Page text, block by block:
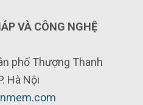
VÀ CÔNG NGHỆ
phố Thượng Thanh
Hà Nội